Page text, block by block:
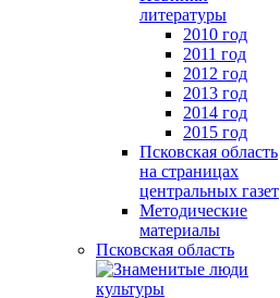
литературы
2010 год
2011 год
2012 год
2013 год
2014 год
2015 год
Псковская область
на страницах
центральных газет
Методические
материалы
Псковская область